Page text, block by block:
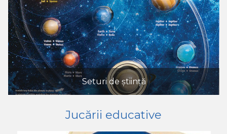
Seturi de știință
Jucării educative